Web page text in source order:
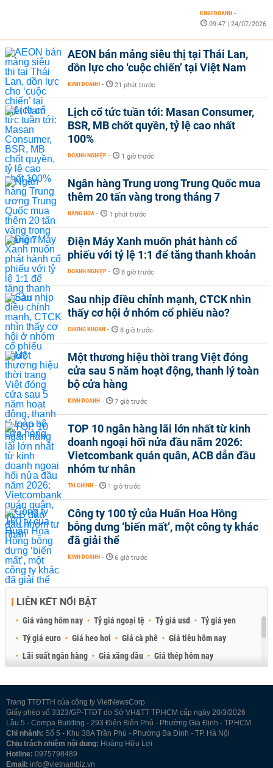
KINH DOANH -
09:47 | 24/07/2026
AEON bán mảng siêu thị tại Thái Lan,
dồn lực cho ‘cuộc chiến’ tại Việt Nam
KINH DOANH - 21 phút trước
Lịch cổ tức tuần tới: Masan Consumer,
BSR, MB chốt quyền, tỷ lệ cao nhất
100%
DOANH NGHIỆP - 1 giờ trước
Ngân hàng Trung ương Trung Quốc mua
thêm 20 tấn vàng trong tháng 7
HÀNG HÓA - 1 phút trước
Điện Máy Xanh muốn phát hành cổ
phiếu với tỷ lệ 1:1 để tăng thanh khoản
DOANH NGHIỆP - 8 giờ trước
Sau nhịp điều chỉnh mạnh, CTCK nhìn
thấy cơ hội ở nhóm cổ phiếu nào?
CHỨNG KHOÁN - 8 giờ trước
Một thương hiệu thời trang Việt đóng
cửa sau 5 năm hoạt động, thanh lý toàn
bộ cửa hàng
KINH DOANH - 7 giờ trước
TOP 10 ngân hàng lãi lớn nhất từ kinh
doanh ngoại hối nửa đầu năm 2026:
Vietcombank quán quân, ACB dẫn đầu
nhóm tư nhân
TÀI CHÍNH - 1 giờ trước
Công ty 100 tỷ của Huấn Hoa Hồng
bỗng dưng ‘biến mất’, một công ty khác
đã giải thể
KINH DOANH - 6 giờ trước
LIÊN KẾT NỔI BẬT
Giá vàng hôm nay Tỷ giá ngoại tệ Tỷ giá usd
Tỷ giá yen
Tỷ giá euro
Giá heo hơi Giá cà phê
Giá tiêu hôm nay
Lãi suất ngân hàng
Giá xăng dầu
Giá thép hôm nay
Trang TTĐTTH của công ty VietNewsCorp
Giấy phép số 3323/GP-TTĐT do Sở VH&TT TP.HCM cấp ngày 20/3/2026
Lầu 5 - Compa Building - 293 Điện Biên Phủ - Phường Gia Định - TP.HCM
Chi nhánh: Số 5 - Khu 38A Trần Phú - Phường Ba Đình - TP. Hà Nội
Chịu trách nhiệm nội dung: Hoàng Hữu Lợi
Hotline: 0975798489
Email: info@vietnambiz.vn